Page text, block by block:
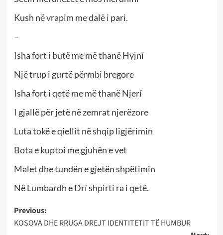
Kush në vrapim me dalë i pari.
–
Isha fort i butë me më thanë Hyjní
Një trup i gurtë përmbi bregore
Isha fort i qetë me më thanë Njerí
I gjallë për jetë në zemrat njerëzore
Luta tokë e qiellit në shqip ligjërimin
Bota e kuptoi me gjuhën e vet
Malet dhe tundën e gjetën shpëtimin
Në Lumbardh e Drí shpirti ra i qetë.
Post
navigation
Previous:
KOSOVA DHE RRUGA DREJT IDENTITETIT TË HUMBUR